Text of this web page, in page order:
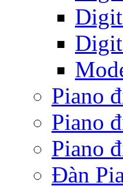
Piano
Piano
Piano
Đàn